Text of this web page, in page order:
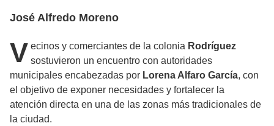
José Alfredo Moreno
V ecinos y comerciantes de la colonia Rodríguez
sostuvieron un encuentro con autoridades
municipales encabezadas por Lorena Alfaro García, con
el objetivo de exponer necesidades y fortalecer la
atención directa en una de las zonas más tradicionales de
la ciudad.